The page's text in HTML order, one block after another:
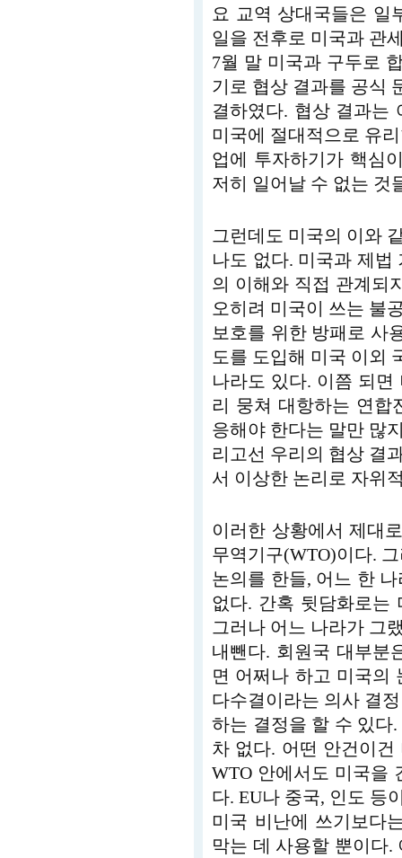
요 교역 상대국들은 일
일을 전후로 미국과 관
7월 말 미국과 구두로
기로 협상 결과를 공식
결하였다. 협상 결과는
미국에 절대적으로 유
업에 투자하기가 핵심
저히 일어날 수 없는 것
그런데도 미국의 이와
나도 없다. 미국과 제법
의 이해와 직접 관계되
오히려 미국이 쓰는 불
보호를 위한 방패로 사
도를 도입해 미국 이외
나라도 있다. 이쯤 되
리 뭉쳐 대항하는 연합
응해야 한다는 말만 많
리고선 우리의 협상 결
서 이상한 논리로 자위
이러한 상황에서 제대
무역기구(WTO)이다.
논의를 한들, 어느 한
없다. 간혹 뒷담화로는
그러나 어느 나라가 그
내뺀다. 회원국 대부분
면 어쩌나 하고 미국의
다수결이라는 의사 결
하는 결정을 할 수 있다
차 없다. 어떤 안건이
WTO 안에서도 미국을
다. EU나 중국, 인도 등
미국 비난에 쓰기보다
막는 데 사용할 뿐이다.